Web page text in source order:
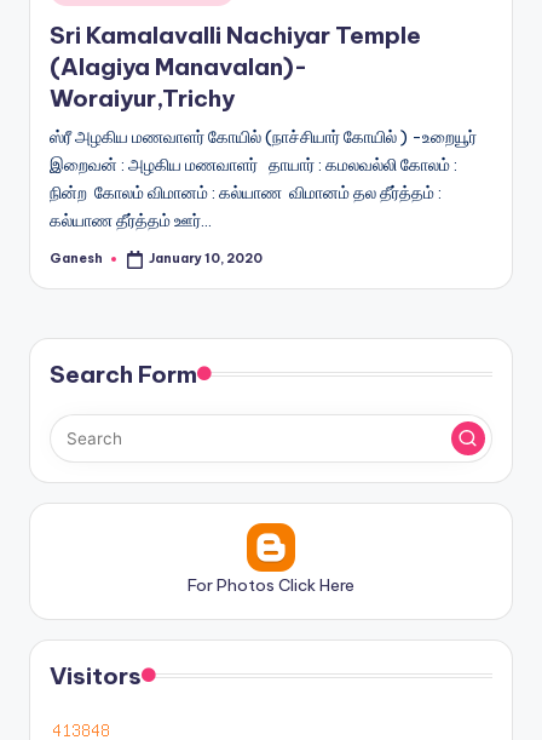
in
Sri Kamalavalli Nachiyar Temple
(Alagiya Manavalan)-
Woraiyur,Trichy
ஸ்ரீ அழகிய மணவாளர் கோயில் (நாச்சியார் கோயில் ) -உறையூர்
இறைவன் : அழகிய மணவாளர் தாயார் : கமலவல்லி கோலம் :
நின்ற கோலம் விமானம் : கல்யாண விமானம் தல தீர்த்தம் :
கல்யாண தீர்த்தம் ஊர்…
Posted
Ganesh January 10, 2020
Search Form
For Photos Click Here
Visitors